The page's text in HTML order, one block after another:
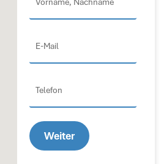
Nachame
(erforderlich)
Mail
(erforderlich)
Weiter